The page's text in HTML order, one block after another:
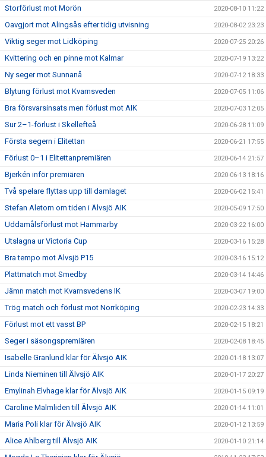
Storförlust mot Morön 2020-08-10 11:22
Oavgjort mot Alingsås efter tidig utvisning 2020-08-02 23:23
Viktig seger mot Lidköping 2020-07-25 20:26
Kvittering och en pinne mot Kalmar 2020-07-19 13:22
Ny seger mot Sunnanå 2020-07-12 18:33
Blytung förlust mot Kvarnsveden 2020-07-05 11:06
Bra försvarsinsats men förlust mot AIK 2020-07-03 12:05
Sur 2–1-förlust i Skellefteå 2020-06-28 11:09
Första segern i Elitettan 2020-06-21 17:55
Förlust 0–1 i Elitettanpremiären 2020-06-14 21:57
Bjerkén inför premiären 2020-06-13 18:16
Två spelare flyttas upp till damlaget 2020-06-02 15:41
Stefan Aletorn om tiden i Älvsjö AIK 2020-05-09 17:50
Uddamålsförlust mot Hammarby 2020-03-22 16:00
Utslagna ur Victoria Cup 2020-03-16 15:28
Bra tempo mot Älvsjö P15 2020-03-16 15:12
Plattmatch mot Smedby 2020-03-14 14:46
Jämn match mot Kvarnsvedens IK 2020-03-07 19:00
Trög match och förlust mot Norrköping 2020-02-23 14:33
Förlust mot ett vasst BP 2020-02-15 18:21
Seger i säsongspremiären 2020-02-08 18:45
Isabelle Granlund klar för Älvsjö AIK 2020-01-18 13:07
Linda Nieminen till Älvsjö AIK 2020-01-17 20:27
Emylinah Elvhage klar för Älvsjö AIK 2020-01-15 09:19
Caroline Malmliden till Älvsjö AIK 2020-01-14 11:01
Maria Poli klar för Älvsjö AIK 2020-01-12 13:59
Alice Ahlberg till Älvsjö AIK 2020-01-10 21:14